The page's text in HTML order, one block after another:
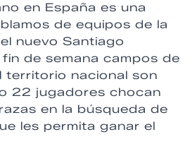
en España es una
de equipos de la
nuevo Santiago
de semana campos de
nacional son
22 jugadores chocan
en la búsqueda de
les permita ganar el